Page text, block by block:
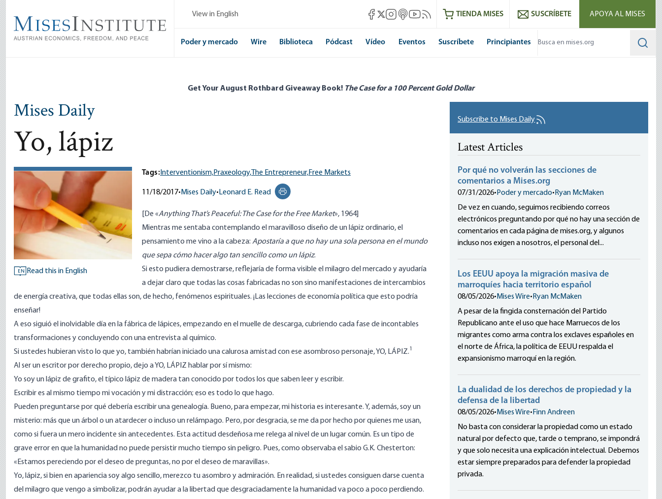
main
content
View in English Mises Facebook
Mises X
Mises Instagram
Mises itunes
Mises Youtube
Mises RSS feedTIENDA MISES SUSCRÍBETE APOYA AL MISES
Poder y mercado Wire Biblioteca Pódcast Vídeo Eventos Suscríbete Principiantes
Get Your August Rothbard Giveaway Book! The Case for a 100 Percent Gold Dollar
Mises Daily
Yo, lápiz
EN Read this in English
Tags: Interventionism,Praxeology, The Entrepreneur,Free Markets
11/18/2017• Mises Daily• Leonard E. Read
Print this page
[De «Anything That’s Peaceful: The Case for the Free Market», 1964]
Mientras me sentaba contemplando el maravilloso diseño de un lápiz ordinario, el
pensamiento me vino a la cabeza: Apostaría a que no hay una sola persona en el mundo
que sepa cómo hacer algo tan sencillo como un lápiz.
Si esto pudiera demostrarse, reflejaría de forma visible el milagro del mercado y ayudaría
a dejar claro que todas las cosas fabricadas no son sino manifestaciones de intercambios
de energía creativa, que todas ellas son, de hecho, fenómenos espirituales. ¡Las lecciones de economía política que esto podría
enseñar!
A eso siguió el inolvidable día en la fábrica de lápices, empezando en el muelle de descarga, cubriendo cada fase de incontables
transformaciones y concluyendo con una entrevista al químico.
Si ustedes hubieran visto lo que yo, también habrían iniciado una calurosa amistad con ese asombroso personaje, YO, LÁPIZ.1
Al ser un escritor por derecho propio, dejo a YO, LÁPIZ hablar por sí mismo:
Yo soy un lápiz de grafito, el típico lápiz de madera tan conocido por todos los que saben leer y escribir.
Escribir es al mismo tiempo mi vocación y mi distracción; eso es todo lo que hago.
Pueden preguntarse por qué debería escribir una genealogía. Bueno, para empezar, mi historia es interesante. Y, además, soy un
misterio: más que un árbol o un atardecer o incluso un relámpago. Pero, por desgracia, se me da por hecho por quienes me usan,
como si fuera un mero incidente sin antecedentes. Esta actitud desdeñosa me relega al nivel de un lugar común. Es un tipo de
grave error en que la humanidad no puede persistir mucho tiempo sin peligro. Pues, como observaba el sabio G.K. Chesterton:
«Estamos pereciendo por el deseo de preguntas, no por el deseo de maravillas».
Yo, lápiz, si bien en apariencia soy algo sencillo, merezco tu asombro y admiración. En realidad, si ustedes consiguen darse cuenta
del milagro que vengo a simbolizar, podrán ayudar a la libertad que desgraciadamente la humanidad va poco a poco perdiendo.
Subscribe to Mises Daily
Latest Articles
Por qué no volverán las secciones de
comentarios a Mises.org
07/31/2026• Poder y mercado• Ryan McMaken
De vez en cuando, seguimos recibiendo correos
electrónicos preguntando por qué no hay una sección de
comentarios en cada página de mises.org, y algunos
incluso nos exigen a nosotros, el personal del...
Los EEUU apoya la migración masiva de
marroquíes hacia territorio español
08/05/2026• Mises Wire• Ryan McMaken
A pesar de la fingida consternación del Partido
Republicano ante el uso que hace Marruecos de los
migrantes como arma contra los exclaves españoles en
el norte de África, la política de EEUU respalda el
expansionismo marroquí en la región.
La dualidad de los derechos de propiedad y la
defensa de la libertad
08/05/2026• Mises Wire• Finn Andreen
No basta con considerar la propiedad como un estado
natural por defecto que, tarde o temprano, se impondrá
y que solo necesita una explicación intelectual. Debemos
estar siempre preparados para defender la propiedad
privada.